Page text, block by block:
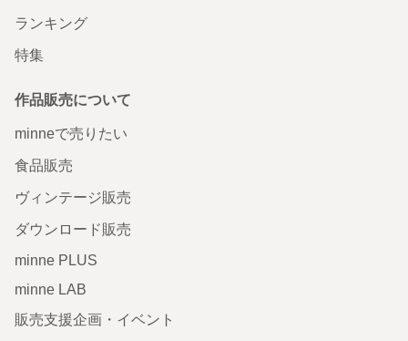
ランキング
特集
作品販売について
minneで売りたい
食品販売
ヴィンテージ販売
ダウンロード販売
minne PLUS
minne LAB
販売支援企画・イベント